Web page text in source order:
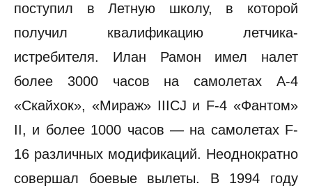
поступил в Летную школу, в которой
получил квалификацию летчика-
истребителя. Илан Рамон имел налет
более 3000 часов на самолетах А-4
«Скайхок», «Мираж» IIICJ и F-4 «Фантом»
II, и более 1000 часов — на самолетах F-
16 различных модификаций. Неоднократно
совершал боевые вылеты. В 1994 году